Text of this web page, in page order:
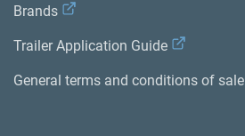
Brands
Trailer Application Guide
General terms and conditions of sale